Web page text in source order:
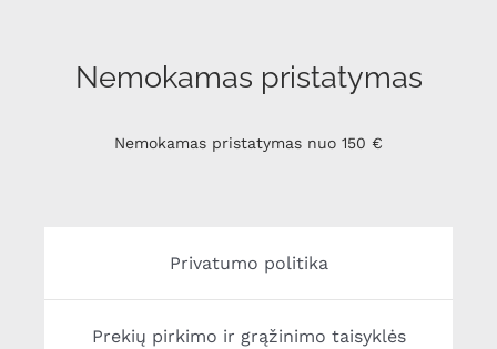
Nemokamas pristatymas
Nemokamas pristatymas nuo 150 €
Privatumo politika
Prekių pirkimo ir grąžinimo taisyklės